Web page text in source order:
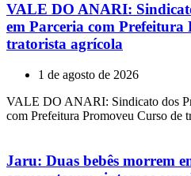
VALE DO ANARI:
em Parceria com Prefeitura
tratorista agrícola
1 de agosto de 2026
VALE DO ANARI: Sindicato dos
com Prefeitura Promoveu Curso de
Jaru: Duas bebês morrem